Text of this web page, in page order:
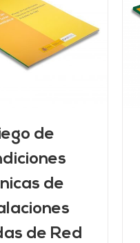
de
de
de Red
AL CARRITO
DETALLES